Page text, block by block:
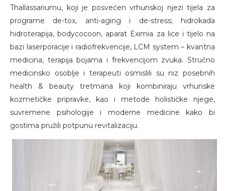
Thallassariumu, koji je posvećen vrhunskoj njezi tijela za
programe de-tox, anti-aging i de-stress; hidrokada
hidroterapija, bodycocoon, aparat Eximia za lice i tijelo na
bazi laserporacije i radiofrekvencije, LCM system – kvantna
medicina, terapija bojama i frekvencijom zvuka. Stručno
medicinsko osoblje i terapeuti osmislili su niz posebnih
health & beauty tretmana koji kombiniraju vrhunske
kozmetičke pripravke, kao i metode holističke njege,
suvremene psihologije i moderne medicine kako bi
gostima pružili potpunu revitalizaciju.